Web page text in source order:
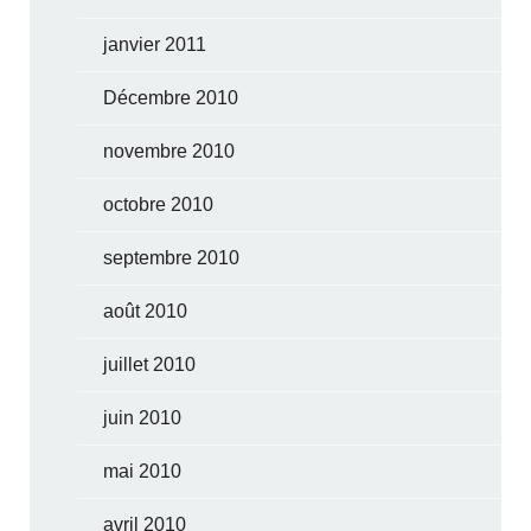
janvier 2011
Décembre 2010
novembre 2010
octobre 2010
septembre 2010
août 2010
juillet 2010
juin 2010
mai 2010
avril 2010